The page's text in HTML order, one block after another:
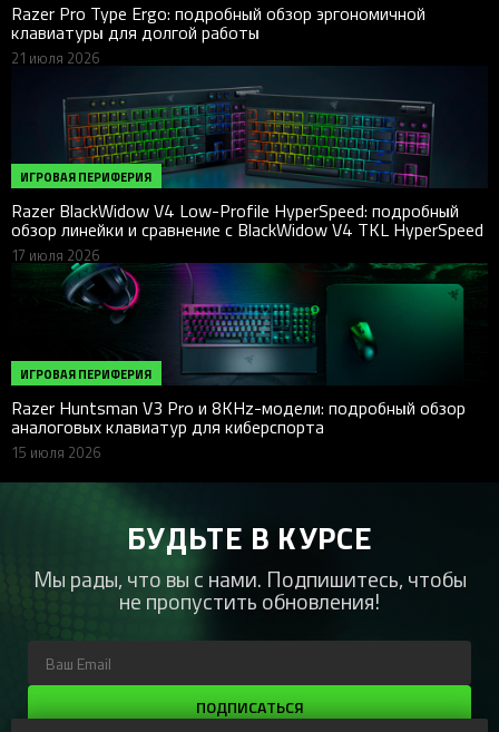
Razer Pro Type Ergo: подробный обзор эргономичной
клавиатуры для долгой работы
21 июля 2026
ИГРОВАЯ ПЕРИФЕРИЯ
Razer BlackWidow V4 Low-Profile HyperSpeed: подробный
обзор линейки и сравнение с BlackWidow V4 TKL HyperSpeed
17 июля 2026
ИГРОВАЯ ПЕРИФЕРИЯ
Razer Huntsman V3 Pro и 8KHz-модели: подробный обзор
аналоговых клавиатур для киберспорта
15 июля 2026
БУДЬТЕ В КУРСЕ
Мы рады, что вы с нами. Подпишитесь, чтобы
не пропустить обновления!
ПОДПИСАТЬСЯ